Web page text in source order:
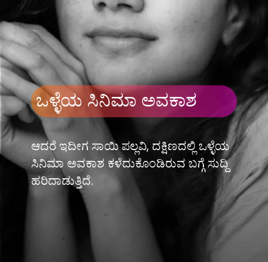
ಆದರೆ ಇದೀಗ ಸಾಯಿ ಪಲ್ಲವಿ, ದಕ್ಷಿಣದಲ್ಲಿ ಒಳ್ಳೆಯ
ಸಿನಿಮಾ ಅವಕಾಶ ಕಳೆದುಕೊಂಡಿರುವ ಬಗ್ಗೆ ಸುದ್ದಿ
ಹರಿದಾಡುತ್ತಿದೆ.
ಒಳ್ಳೆಯ ಸಿನಿಮಾ ಅವಕಾಶ